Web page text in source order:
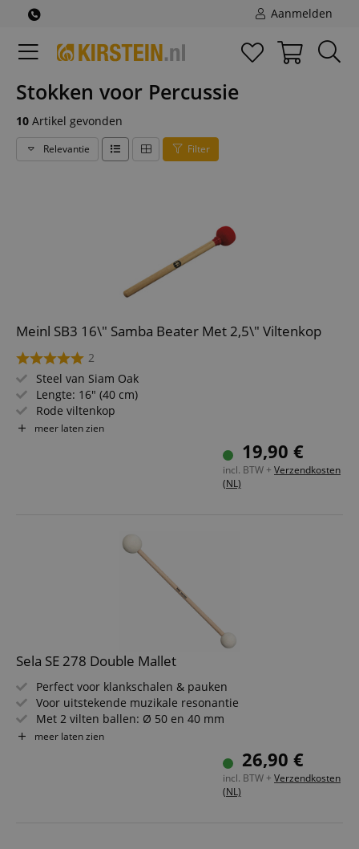
Aanmelden
Stokken voor Percussie
10 Artikel gevonden
Relevantie Filter
Meinl SB3 16\" Samba Beater Met 2,5\" Viltenkop
2
Steel van Siam Oak
Lengte: 16" (40 cm)
Rode viltenkop
Voor surdos en repiniques
meer laten zien
19,90 €
incl. BTW + Verzendkosten
(NL)
Sela SE 278 Double Mallet
Perfect voor klankschalen & pauken
Voor uitstekende muzikale resonantie
Met 2 vilten ballen: Ø 50 en 40 mm
Stevige beukenhouten grip (Ø: 12 mm)
meer laten zien
26,90 €
incl. BTW + Verzendkosten
(NL)